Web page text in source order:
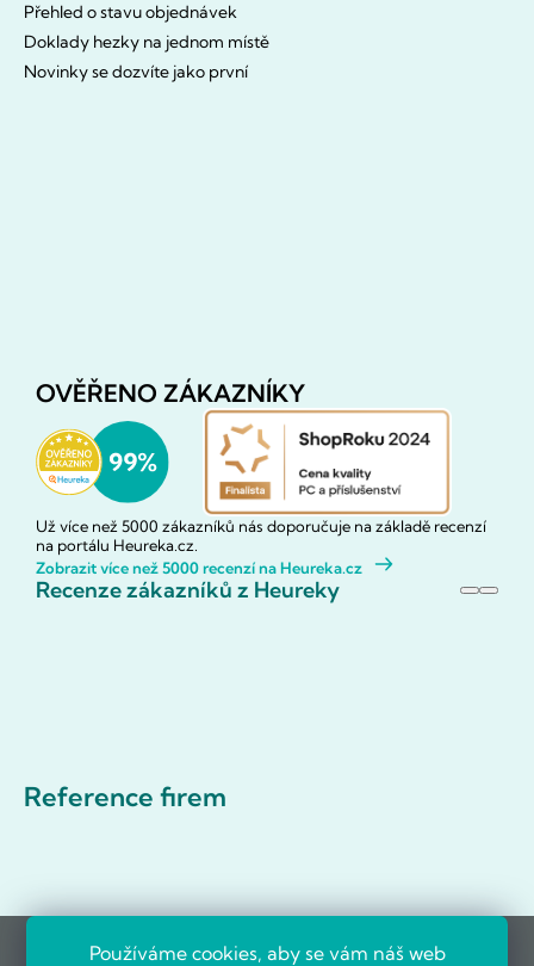
Používáme cookies, aby se vám náš web
Přehled o stavu objednávek
Doklady hezky na jednom místě
Novinky se dozvíte jako první
OVĚŘENO ZÁKAZNÍKY
Už více než 5000 zákazníků nás doporučuje na základě recenzí
na portálu Heureka.cz.
Zobrazit více než 5000 recenzí na Heureka.cz
Recenze zákazníků z Heureky
Reference firem